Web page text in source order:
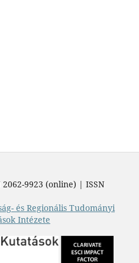
9923 (online) | ISSN
és Regionális Tudományi
Intézete